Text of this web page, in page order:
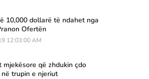
10,000 dollarë të ndahet nga
Ofertën
12:03:00 AM
mjekësore që zhdukin çdo
trupin e njeriut